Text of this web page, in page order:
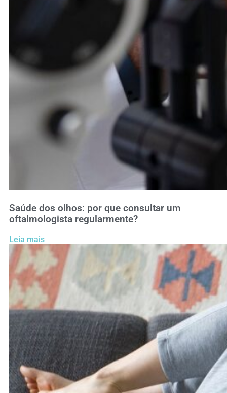
Saúde dos olhos: por que consultar um
oftalmologista regularmente?
Leia mais